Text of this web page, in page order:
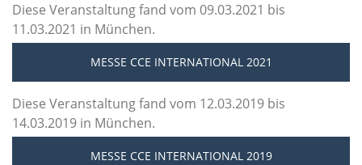
Diese Veranstaltung fand vom 09.03.2021 bis
11.03.2021 in München.
MESSE CCE INTERNATIONAL 2021
Diese Veranstaltung fand vom 12.03.2019 bis
14.03.2019 in München.
MESSE CCE INTERNATIONAL 2019